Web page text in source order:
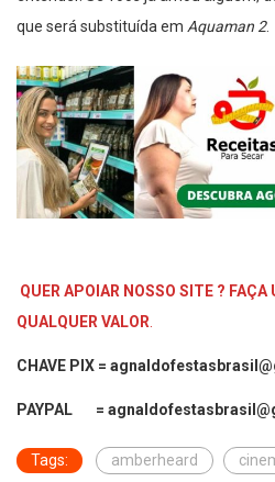
que será substituída em Aquaman 2.
QUER APOIAR NOSSO SITE ? FAÇA
QUALQUER VALOR
CHAVE PIX =
PAYPAL =
Tags: amberheard